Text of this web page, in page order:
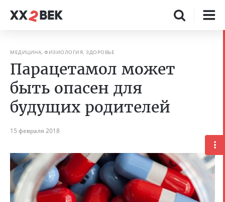
МЕДИЦИНА, ФИЗИОЛОГИЯ, ЗДОРОВЬЕ
Парацетамол может
быть опасен для
будущих родителей
15 февраля 2018